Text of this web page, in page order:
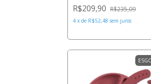
R$209,90 R$235,09
4 x de R$52,48 sem juros